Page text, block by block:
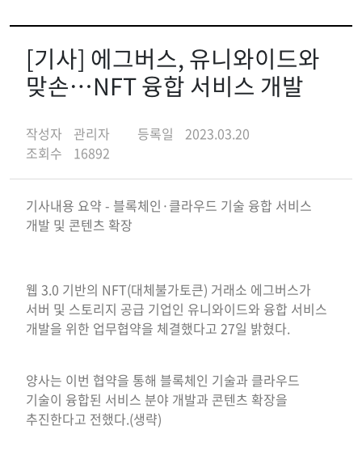
[기사] 에그버스, 유니와이드와
맞손…NFT 융합 서비스 개발
작성자 관리자 등록일
2023.03.20
조회수
16892
기사내용 요약 - 블록체인·클라우드 기술 융합 서비스
개발 및 콘텐츠 확장
웹 3.0 기반의 NFT(대체불가토큰) 거래소 에그버스가
서버 및 스토리지 공급 기업인 유니와이드와 융합 서비스
개발을 위한 업무협약을 체결했다고 27일 밝혔다.
양사는 이번 협약을 통해 블록체인 기술과 클라우드
기술이 융합된 서비스 분야 개발과 콘텐츠 확장을
추진한다고 전했다.(생략)